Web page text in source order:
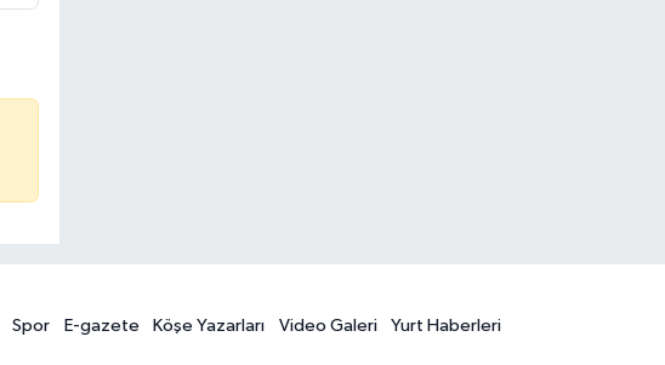
Spor E-gazete Köşe Yazarları Video Galeri Yurt Haberleri